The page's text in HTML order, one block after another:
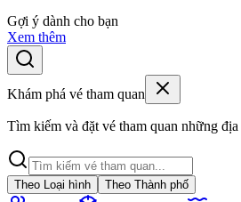
Gợi ý dành cho bạn
Xem thêm
Khám phá vé tham quan
Tìm kiếm và đặt vé tham quan những
Theo Loại hình Theo Thành phố